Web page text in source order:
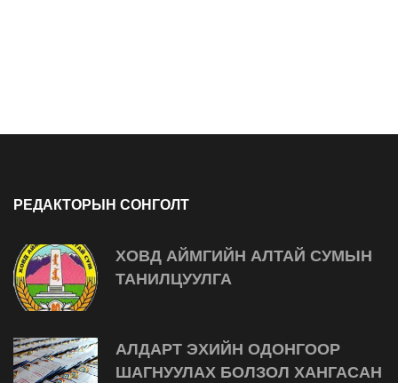
РЕДАКТОРЫН СОНГОЛТ
ХОВД АЙМГИЙН АЛТАЙ СУМЫН
ТАНИЛЦУУЛГА
АЛДАРТ ЭХИЙН ОДОНГООР
ШАГНУУЛАХ БОЛЗОЛ ХАНГАСАН